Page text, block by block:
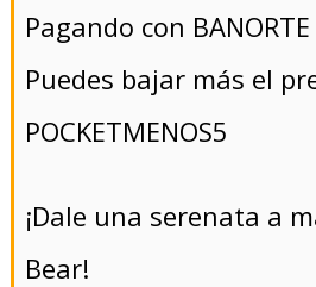
Pagando con
Puedes bajar más el
POCKETMENOS5
¡Dale una serenata a
Bear!